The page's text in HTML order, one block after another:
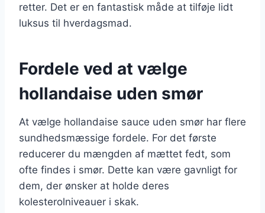
retter. Det er en fantastisk måde at tilføje lidt
luksus til hverdagsmad.
Fordele ved at vælge
hollandaise uden smør
At vælge hollandaise sauce uden smør har flere
sundhedsmæssige fordele. For det første
reducerer du mængden af mættet fedt, som
ofte findes i smør. Dette kan være gavnligt for
dem, der ønsker at holde deres
kolesterolniveauer i skak.